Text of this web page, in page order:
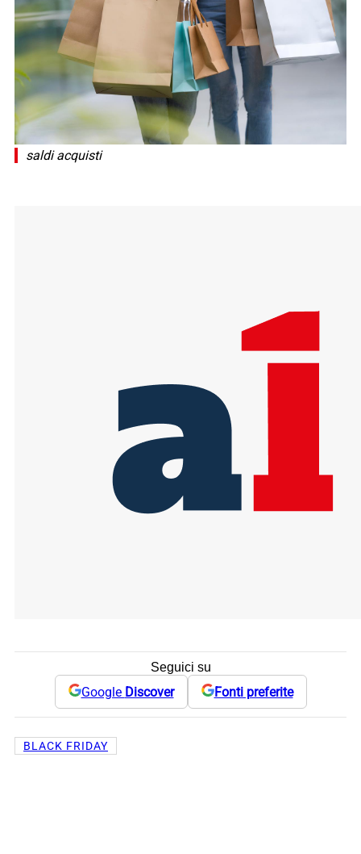
saldi acquisti
Seguici su
Google Discover Fonti preferite
BLACK FRIDAY